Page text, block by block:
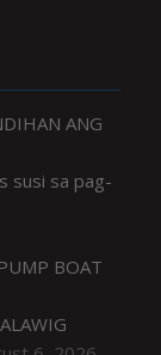
ANG
susi sa pag-
BOAT